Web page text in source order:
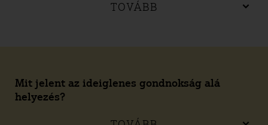
TOVÁBB
Mit jelent az ideiglenes gondnokság alá
helyezés?